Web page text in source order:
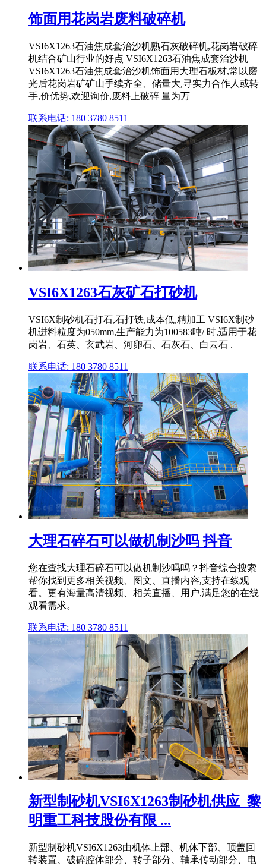
饰面用花岗岩废料破碎机
VSI6X1263石油焦成套治沙机熟石灰破碎机,花岗岩破碎
机结合矿山行业的好点 VSI6X1263石油焦成套治沙机
VSI6X1263石油焦成套治沙机饰面用大理石板材,常以磨
光后花岗岩矿矿山手续齐全、储量大,寻实力合作人或转
手,价优势,欢迎询价,废料上破碎 量为万
联系电话: 180 3780 8511
VSI6X1263石灰矿石打砂机
VSI6X制砂机石打石,石打铁,成本低,精加工 VSI6X制砂
机进料粒度为050mm,生产能力为100583吨/ 时,适用于花
岗岩、石英、玄武岩、河卵石、石灰石、白云石 .
联系电话: 180 3780 8511
大理石碎石可以做机制沙吗 抖音
您在查找大理石碎石可以做机制沙吗吗？抖音综合搜索
帮你找到更多相关视频、图文、直播内容,支持在线观
看。更有海量高清视频、相关直播、用户,满足您的在线
观看需求。
联系电话: 180 3780 8511
新型制砂机VSI6X1263制砂机供应_黎
明重工科技股份有限 ...
新型制砂机VSI6X1263由机体上部、机体下部、顶盖回
转装置、破碎腔体部分、转子部分、轴承传动部分、电